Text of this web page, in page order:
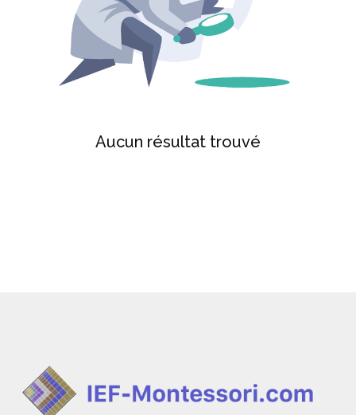
Aucun résultat trouvé